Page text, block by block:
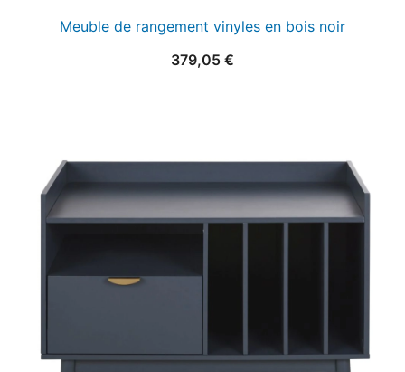
Meuble de rangement vinyles en bois noir
379,05 €